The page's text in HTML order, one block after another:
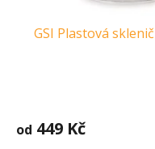
GSI Plastová
od 449 Kč